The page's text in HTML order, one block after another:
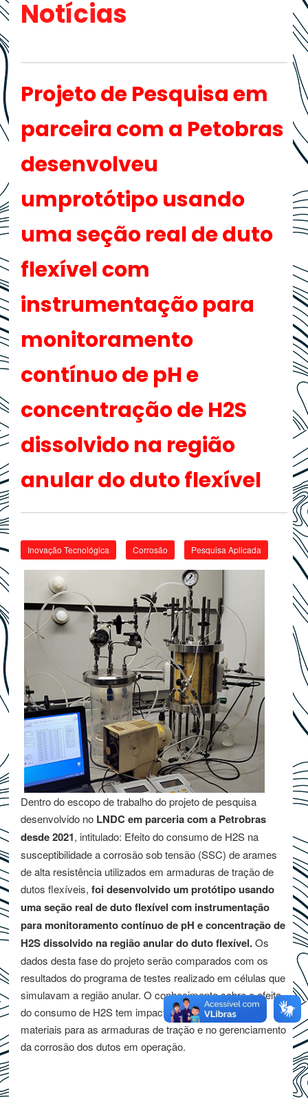
Notícias
Projeto de Pesquisa em
parceira com a Petobras
desenvolveu
umprotótipo usando
uma seção real de duto
flexível com
instrumentação para
monitoramento
contínuo de pH e
concentração de H2S
dissolvido na região
anular do duto flexível
Inovação Tecnológica Corrosão Pesquisa Aplicada
Dentro do escopo de trabalho do projeto de pesquisa
desenvolvido no LNDC em parceria com a Petrobras
desde 2021, intitulado: Efeito do consumo de H2S na
susceptibilidade a corrosão sob tensão (SSC) de arames
de alta resistência utilizados em armaduras de tração de
dutos flexíveis, foi desenvolvido um protótipo usando
uma seção real de duto flexível com instrumentação
para monitoramento contínuo de pH e concentração de
H2S dissolvido na região anular do duto flexível.Os
dados desta fase do projeto serão comparados com os
resultados do programa de testes realizado em células que
simulavam a região anular. O conhecimento sobre o efeito
do consumo de H2S tem impacto direto na seleção de
materiais para as armaduras de tração e no gerenciamento
da corrosão dos dutos em operação.